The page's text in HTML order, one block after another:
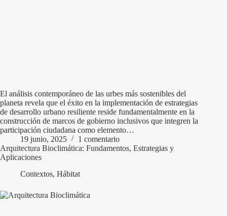
El análisis contemporáneo de las urbes más sostenibles del
planeta revela que el éxito en la implementación de estrategias
de desarrollo urbano resiliente reside fundamentalmente en la
construcción de marcos de gobierno inclusivos que integren la
participación ciudadana como elemento…
19 junio, 2025
1 comentario
Arquitectura Bioclimática: Fundamentos, Estrategias y
Aplicaciones
Contextos, Hábitat